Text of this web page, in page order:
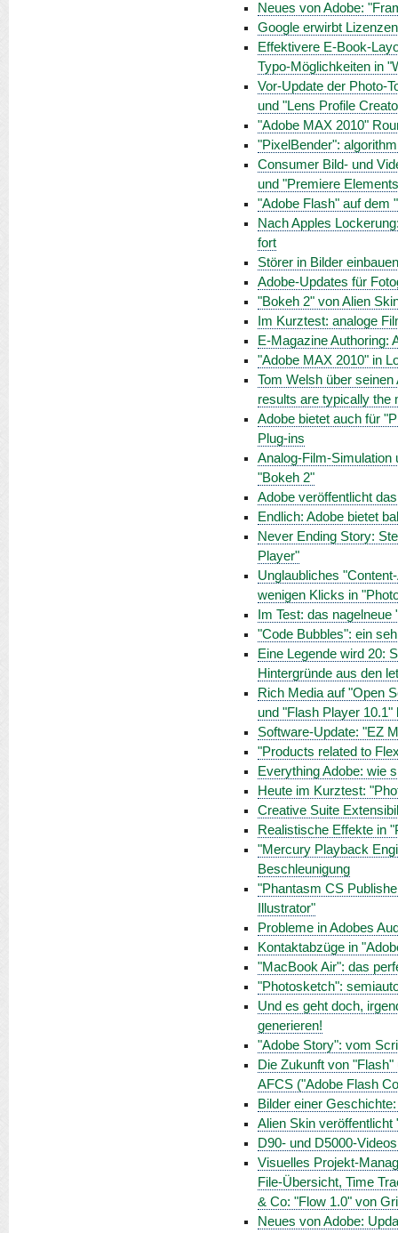
Neues von Adobe:
Google erwirbt
Effektivere E-Book-
Typo-Möglichkeiten in
Vor-Update der Photo-
und "Lens Profile
"Adobe MAX 2010"
"PixelBender":
Consumer Bild- und
und "Premiere
"Adobe Flash" auf dem
Nach Apples
fort
Störer in Bilder
Adobe-Updates für
"Bokeh 2" von Alien
Im Kurztest: analoge
E-Magazine Authoring:
"Adobe MAX 2010" in
Tom Welsh über
results are typically the
Adobe bietet auch für
Plug-ins
Analog-Film-Simulation
"Bokeh 2"
Adobe veröffentlicht
Endlich: Adobe bietet
Never Ending Story:
Player"
Unglaubliches
wenigen Klicks in
Im Test: das
"Code Bubbles": ein
Eine Legende wird 20:
Hintergründe aus den
Rich Media auf "Open
und "Flash Player
Software-Update: "EZ
"Products related to
Everything Adobe: wie
Heute im Kurztest:
Creative Suite
Realistische Effekte in
"Mercury Playback
Beschleunigung
"Phantasm CS
Illustrator"
Probleme in Adobes
Kontaktabzüge in
"MacBook Air": das
"Photosketch":
Und es geht doch,
generieren!
"Adobe Story": vom
Die Zukunft von
AFCS ("Adobe Flash
Bilder einer
Alien Skin veröffentlicht
D90- und D5000-
Visuelles Projekt-
File-Übersicht, Time
& Co: "Flow 1.0" von
Neues von Adobe: